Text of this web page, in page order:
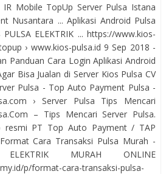
Mobile TopUp Server Pulsa Istana
Nusantara ... Aplikasi Android Pulsa
ELEKTRIK ... https://www.kios-
› www.kios-pulsa.id 9 Sep 2018 -
Panduan Cara Login Aplikasi Android
Bisa Jualan di Server Kios Pulsa CV
Pulsa - Top Auto Payment Pulsa -
› Server Pulsa Tips Mencari
– Tips Mencari Server Pulsa.
resmi PT Top Auto Payment / TAP
Cara Transaksi Pulsa Murah -
MURAH ONLINE
p/format-cara-transaksi-pulsa-